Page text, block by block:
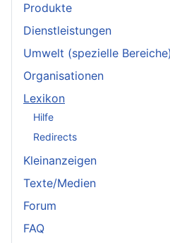
Produkte
Dienstleistungen
Umwelt (spezielle Bereiche)
Organisationen
Lexikon
Hilfe
Redirects
Kleinanzeigen
Texte/Medien
Forum
FAQ